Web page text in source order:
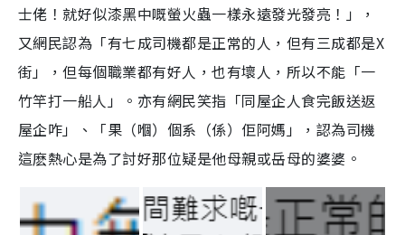
0
4
%
i
n
i
n
g
T
m
士佬！就好似漆黑中嘅螢火蟲一樣永遠發光發亮！」，
又網民認為「有七成司機都是正常的人，但有三成都是X
街」，但每個職業都有好人，也有壞人，所以不能「一
竹竿打一船人」。亦有網民笑指「同屋企人食完飯送返
屋企咋」、「果（嗰）個系（係）佢阿媽」，認為司機
這麽熱心是為了討好那位疑是他母親或岳母的婆婆。